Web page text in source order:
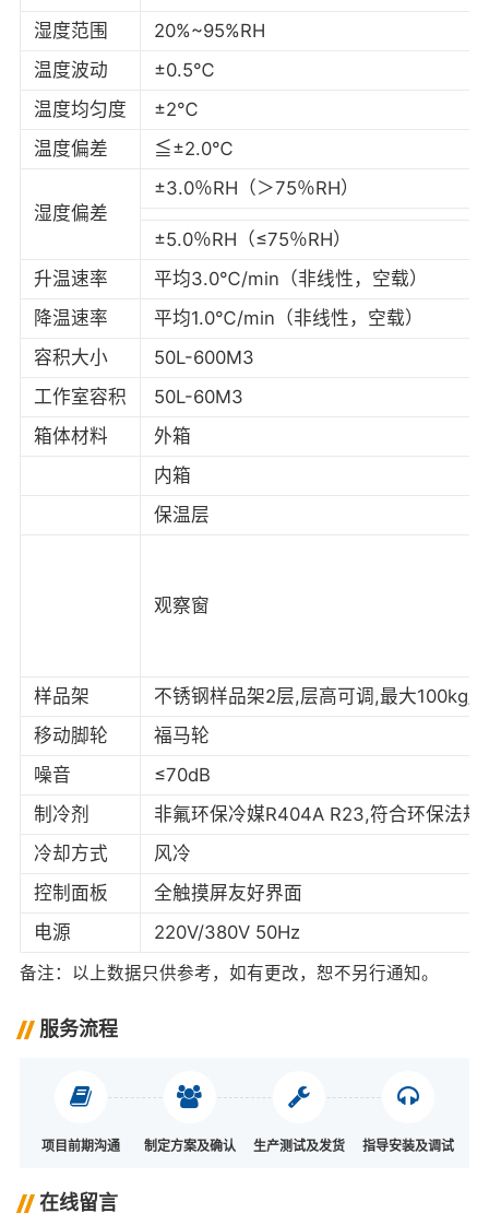
湿度范围
20%~95%RH
温度波动
±0.5℃
温度均匀度
±2℃
温度偏差
≦±2.0℃
湿度偏差
±3.0％RH（＞75％RH）
±5.0％RH（≤75％RH）
升温速率
平均3.0℃/min（非线性，空载）
降温速率
平均1.0℃/min（非线性，空载）
容积大小
50L-600M3
工作室容积
50L-60M3
箱体材料
外箱
内箱
保温层
观察窗
样品架
不锈钢样品架2层,层高可调,最大100kg/
移动脚轮
福马轮
噪音
≤70dB
制冷剂
非氟环保冷媒R404A R23,符合环保法规
冷却方式
风冷
控制面板
全触摸屏友好界面
电源
220V/380V 50Hz
备注：以上数据只供参考，如有更改，恕不另行通知。
服务流程
项目前期沟通 制定方案及确认 生产测试及发货 指导安装及调试
在线留言